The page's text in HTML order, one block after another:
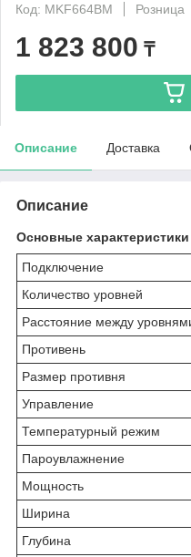
Код: MKF664BM
Розница
1 823 800 ₸
Описание Доставка
Описание
Основные характеристики
Подключение
Количество уровней
Расстояние между
Противень
Размер противня
Управление
Температурный режим
Пароувлажнение
Мощность
Ширина
Глубина